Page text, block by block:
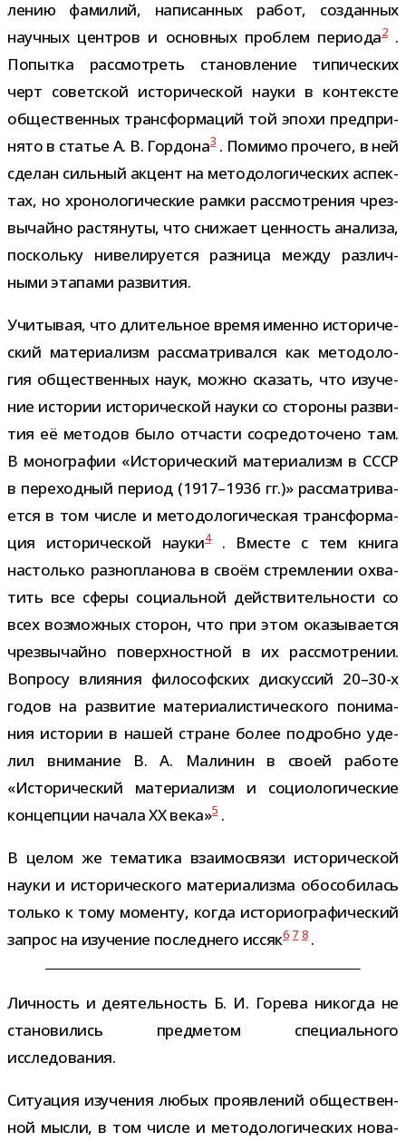
ле­нию фами­лий, напи­сан­ных работ, создан­ных
науч­ных цен­тров и основ­ных про­блем пери­ода2.
Попытка рас­смот­реть ста­нов­ле­ние типи­че­ских
черт совет­ской исто­ри­че­ской науки в кон­тек­сте
обще­ствен­ных транс­фор­ма­ций той эпохи пред­при­
нято в ста­тье А. В. Гордона3. Помимо про­чего, в ней
сде­лан силь­ный акцент на мето­до­ло­ги­че­ских аспек­
тах, но хро­но­ло­ги­че­ские рамки рас­смот­ре­ния чрез­
вы­чайно рас­тя­нуты, что сни­жает цен­ность ана­лиза,
поскольку ниве­ли­ру­ется раз­ница между раз­лич­
ными эта­пами развития.
Учитывая, что дли­тель­ное время именно исто­ри­че­
ский мате­ри­а­лизм рас­смат­ри­вался как мето­до­ло­
гия обще­ствен­ных наук, можно ска­зать, что изу­че­
ние исто­рии исто­ри­че­ской науки со сто­роны раз­ви­
тия её мето­дов было отча­сти сосре­до­то­чено там.
В моно­гра­фии «Исторический мате­ри­а­лизм в СССР
в пере­ход­ный период (1917–1936 гг.)» рас­смат­ри­ва­
ется в том числе и мето­до­ло­ги­че­ская транс­фор­ма­
ция исто­ри­че­ской науки4. Вместе с тем книга
настолько раз­но­пла­нова в своём стрем­ле­нии охва­
тить все сферы соци­аль­ной дей­стви­тель­но­сти со
всех воз­мож­ных сто­рон, что при этом ока­зы­ва­ется
чрез­вы­чайно поверх­ност­ной в их рас­смот­ре­нии.
Вопросу вли­я­ния фило­соф­ских дис­кус­сий 20–30-х
годов на раз­ви­тие мате­ри­а­ли­сти­че­ского пони­ма­
ния исто­рии в нашей стране более подробно уде­
лил вни­ма­ние В. А. Малинин в своей работе
«Исторический мате­ри­а­лизм и социо­ло­ги­че­ские
кон­цеп­ции начала XX века»5.
В целом же тема­тика вза­и­мо­связи исто­ри­че­ской
науки и исто­ри­че­ского мате­ри­а­лизма обосо­би­лась
только к тому моменту, когда исто­рио­гра­фи­че­ский
запрос на изу­че­ние послед­него иссяк6 7 8.
Личность и дея­тель­ность Б. И. Горева нико­гда не
ста­но­ви­лись пред­ме­том спе­ци­аль­ного
исследования.
Ситуация изу­че­ния любых про­яв­ле­ний обще­ствен­
ной мысли, в том числе и мето­до­ло­ги­че­ских нова­